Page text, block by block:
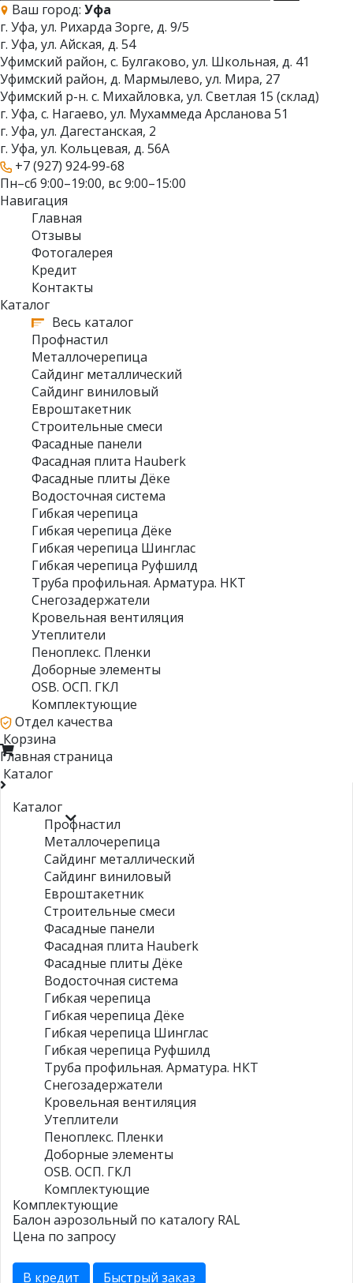
Ваш город: Уфа
г. Уфа, ул. Рихарда Зорге, д. 9/5
г. Уфа, ул. Айская, д. 54
Уфимский район, с. Булгаково, ул. Школьная, д. 41
Уфимский район, д. Мармылево, ул. Мира, 27
Уфимский р-н. с. Михайловка, ул. Светлая 15 (склад)
г. Уфа, с. Нагаево, ул. Мухаммеда Арсланова 51
г. Уфа, ул. Дагестанская, 2
г. Уфа, ул. Кольцевая, д. 56А
+7 (927) 924-99-68
Пн–сб 9:00–19:00, вс 9:00–15:00
Навигация
Главная
Отзывы
Фотогалерея
Кредит
Контакты
Каталог
Весь каталог
Профнастил
Металлочерепица
Сайдинг металлический
Сайдинг виниловый
Евроштакетник
Строительные смеси
Фасадные панели
Фасадная плита Hauberk
Фасадные плиты Дёке
Водосточная система
Гибкая черепица
Гибкая черепица Дёке
Гибкая черепица Шинглас
Гибкая черепица Руфшилд
Труба профильная. Арматура. НКТ
Снегозадержатели
Кровельная вентиляция
Утеплители
Пеноплекс. Пленки
Доборные элементы
OSB. ОСП. ГКЛ
Комплектующие
Отдел качества
Корзина
Главная страница
Каталог
Каталог
Профнастил
Металлочерепица
Сайдинг металлический
Сайдинг виниловый
Евроштакетник
Строительные смеси
Фасадные панели
Фасадная плита Hauberk
Фасадные плиты Дёке
Водосточная система
Гибкая черепица
Гибкая черепица Дёке
Гибкая черепица Шинглас
Гибкая черепица Руфшилд
Труба профильная. Арматура. НКТ
Снегозадержатели
Кровельная вентиляция
Утеплители
Пеноплекс. Пленки
Доборные элементы
OSB. ОСП. ГКЛ
Комплектующие
Комплектующие
Балон аэрозольный по каталогу RAL
Цена по запросу
В кредит Быстрый заказ